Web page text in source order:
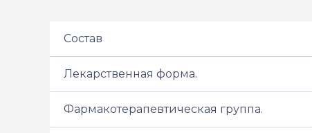
Состав
Лекарственная форма.
Фармакотерапевтическая группа.